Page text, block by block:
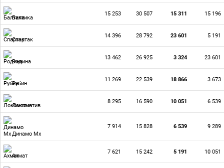
Балтика
15 253 30 507 15 311 15 196
Спартак
14 396 28 792 23 601 5 191
Родина
13 462 26 925 3 324 23 601
Рубин
11 269 22 539 18 866 3 673
Локомотив
8 295 16 590 10 051 6 539
Динамо Мх
7 914 15 828 6 539 9 289
Ахмат
7 621 15 242 5 191 10 051